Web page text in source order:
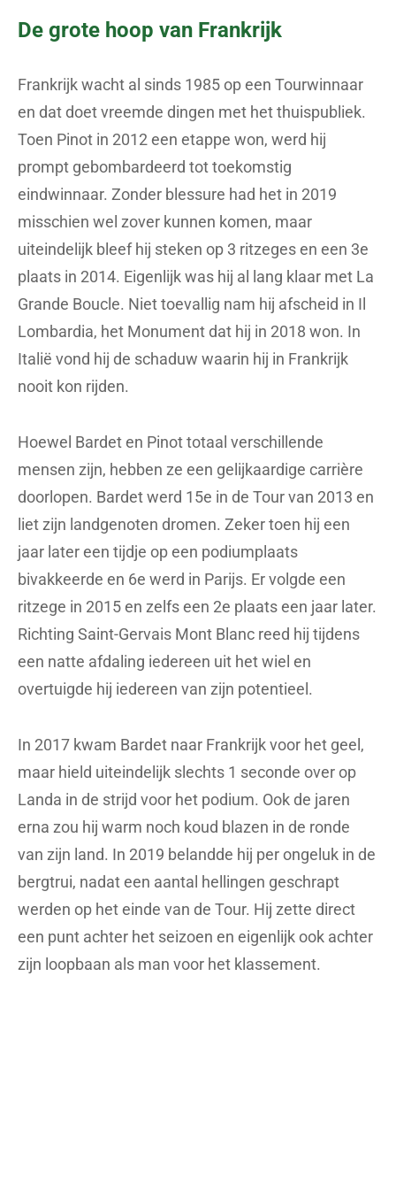
De grote hoop van Frankrijk
Frankrijk wacht al sinds 1985 op een Tourwinnaar
en dat doet vreemde dingen met het thuispubliek.
Toen Pinot in 2012 een etappe won, werd hij
prompt gebombardeerd tot toekomstig
eindwinnaar. Zonder blessure had het in 2019
misschien wel zover kunnen komen, maar
uiteindelijk bleef hij steken op 3 ritzeges en een 3e
plaats in 2014. Eigenlijk was hij al lang klaar met La
Grande Boucle. Niet toevallig nam hij afscheid in Il
Lombardia, het Monument dat hij in 2018 won. In
Italië vond hij de schaduw waarin hij in Frankrijk
nooit kon rijden.
Hoewel Bardet en Pinot totaal verschillende
mensen zijn, hebben ze een gelijkaardige carrière
doorlopen. Bardet werd 15e in de Tour van 2013 en
liet zijn landgenoten dromen. Zeker toen hij een
jaar later een tijdje op een podiumplaats
bivakkeerde en 6e werd in Parijs. Er volgde een
ritzege in 2015 en zelfs een 2e plaats een jaar later.
Richting Saint-Gervais Mont Blanc reed hij tijdens
een natte afdaling iedereen uit het wiel en
overtuigde hij iedereen van zijn potentieel.
In 2017 kwam Bardet naar Frankrijk voor het geel,
maar hield uiteindelijk slechts 1 seconde over op
Landa in de strijd voor het podium. Ook de jaren
erna zou hij warm noch koud blazen in de ronde
van zijn land. In 2019 belandde hij per ongeluk in de
bergtrui, nadat een aantal hellingen geschrapt
werden op het einde van de Tour. Hij zette direct
een punt achter het seizoen en eigenlijk ook achter
zijn loopbaan als man voor het klassement.